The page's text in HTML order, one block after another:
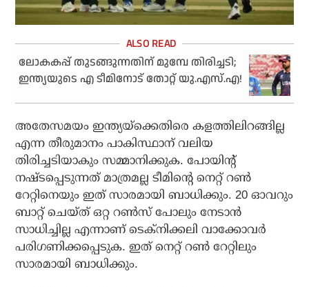
ലോകകപ്പ് തുടങ്ങുന്നതിന് മുമ്പേ തിരിച്ചടി;
ഇന്ത്യയുടെ എ ടീമിനോട് തോറ്റ് യു.എസ്.എ!
അതേസമയം ഇന്ത്യയ്‌ക്കെതിരെ കളത്തിലിറങ്ങില്ല
എന്ന തീരുമാനം പാകിസ്ഥാന് വലിയ
തിരിച്ചടിയാകും സമ്മാനിക്കുക. പോയിന്റ്
നഷ്ടപ്പെടുന്നത് മാത്രമല്ല ടീമിന്റെ നെറ്റ് റണ്‍
റേറ്റിനെയും ഇത് സാരമായി ബാധിക്കും. 20 ഓവറും
ബാറ്റ് ചെയ്ത് ഒറ്റ റണ്‍സ് പോലും നേടാന്‍
സാധിച്ചില്ല എന്നാണ് ടെക്‌നിക്കലി വാക്കോവര്‍
പരിഗണിക്കപ്പെടുക. ഇത് നെറ്റ് റണ്‍ റേറ്റിലും
സാരമായി ബാധിക്കും.